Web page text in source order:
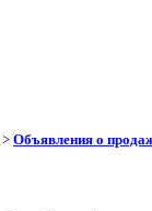
> Объявления о